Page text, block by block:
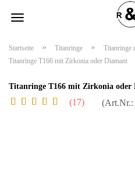
Startseite » Titanringe » Titanringe
Titanringe T166 mit Zirkonia oder Diamant
Titanringe T166 mit Zirkonia oder
17 (Art.Nr.: